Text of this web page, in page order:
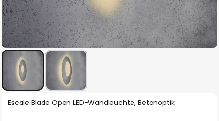
Zum
Escale Blade Open LED-Wandleuchte, Betonoptik